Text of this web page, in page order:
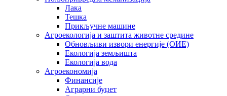
Лака
Тешка
Прикључне машине
Агроекологија и заштита животне средине
Обновљиви извори енергије (ОИЕ)
Екологија земљишта
Екологија вода
Агроекономија
Финансије
Аграрни буџет